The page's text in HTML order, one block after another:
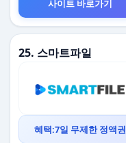
사이트 바로가기
25. 스마트파일
혜택:7일 무제한 정액권